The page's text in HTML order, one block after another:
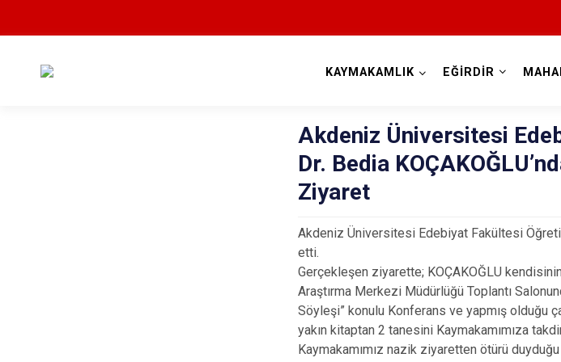
KAYMAKAMLIK EĞİRDİR
Akdeniz Üniversitesi
Dr. Bedia
Ziyaret
Akdeniz Üniversitesi Edebiyat Fakültesi
etti.
Gerçekleşen ziyarette; KOÇAKOĞLU
Araştırma Merkezi Müdürlüğü Toplantı
Söyleşi” konulu Konferans ve yapmış olduğu
yakın kitaptan 2 tanesini Kaymakamımıza
Kaymakamımız nazik ziyaretten ötürü